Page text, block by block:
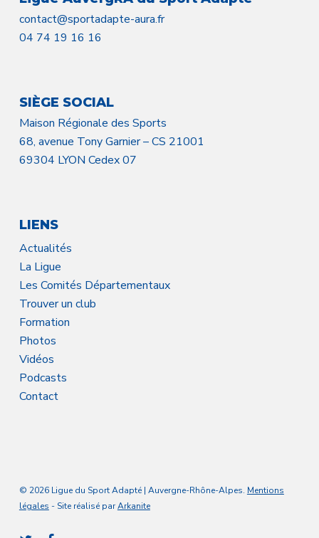
contact@sportadapte-aura.fr
04 74 19 16 16
SIÈGE SOCIAL
Maison Régionale des Sports
68, avenue Tony Garnier – CS 21001
69304 LYON Cedex 07
LIENS
Actualités
La Ligue
Les Comités Départementaux
Trouver un club
Formation
Photos
Vidéos
Podcasts
Contact
© 2026 Ligue du Sport Adapté | Auvergne-Rhône-Alpes. Mentions
légales - Site réalisé parArkanite